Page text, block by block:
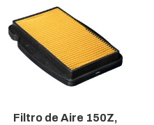
Filtro de Aire 150Z,